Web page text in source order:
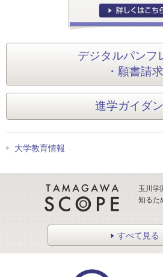
デジタルパンフ
・願書請求
進学ガイダ
大学教育情報
玉川学
知るた
すべて見る